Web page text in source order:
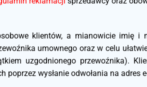
klientów, a mianowicie imię
umownego oraz w celu
uzgodnionego przewoźnika).
poprzez wysłanie odwołania na adres